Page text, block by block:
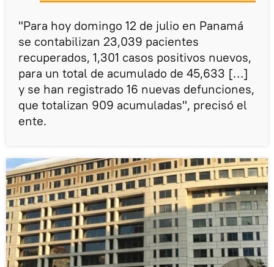
"Para hoy domingo 12 de julio en Panamá
se contabilizan 23,039 pacientes
recuperados, 1,301 casos positivos nuevos,
para un total de acumulado de 45,633 […]
y se han registrado 16 nuevas defunciones,
que totalizan 909 acumuladas", precisó el
ente.